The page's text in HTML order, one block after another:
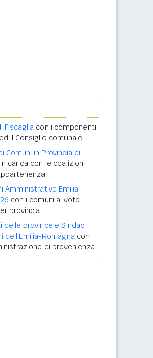
Fiscaglia con i componenti
il Consiglio comunale.
Comuni in Provincia di
carica con le coalizioni
Amministrative Emilia-
con i comuni al voto
provincia.
delle province e Sindaci
dell'Emilia-Romagna con
di provenienza.